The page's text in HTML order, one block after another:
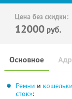
Цена без скидки:
12000 руб.
Основное
Ремни и кошельки
сток»: